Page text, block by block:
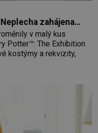
zahájena…
v malý kus
Potter™: The Exhibition
kostýmy a rekvizity,